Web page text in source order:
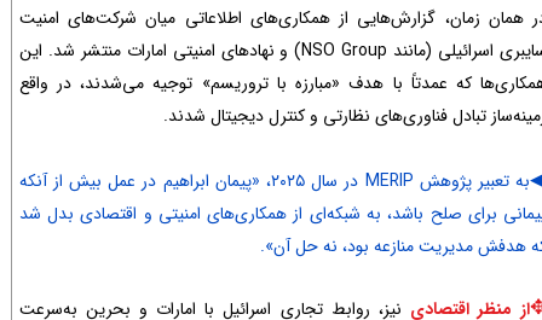
همان زمان، گزارش‌هایی از همکاری‌های اطلاعاتی میان شرکت‌های امنیت
سایبری اسرائیلی (مانند NSO Group) و نهادهای امنیتی امارات منتشر شد. این
که عمدتاً با هدف «مبارزه با تروریسم» توجیه می‌شدند، در واقع
تبادل فناوری‌های نظارتی و کنترل دیجیتال شدند.
به تعبیر پژوهش MERIP در سال ۲۰۲۵، «پیمان ابراهیم در عمل بیش از آنکه
برای صلح باشد، به شبکه‌ای از همکاری‌های امنیتی و اقتصادی بدل شد
هدفش مدیریت منازعه بود، نه حل آن».
از منظر اقتصادی نیز، روابط تجاری اسرائیل با امارات و بحرین به‌سرعت